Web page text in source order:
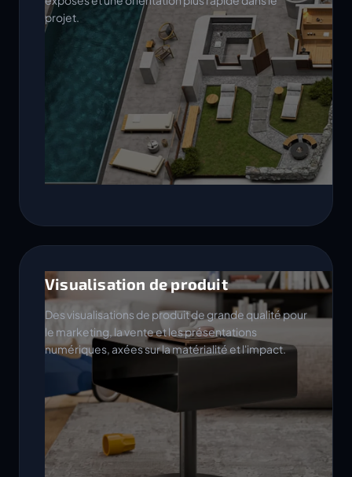
projet.
Visualisation de produit
Des visualisations de produit de grande qualité pour
le marketing, la vente et les présentations
numériques, axées sur la matérialité et l'impact.